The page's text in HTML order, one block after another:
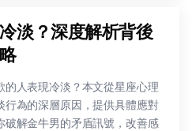
淡？深度解析背後
人表現冷淡？本文從星座心理
行為的深層原因，提供具體應對
破解金牛男的矛盾訊號，改善感